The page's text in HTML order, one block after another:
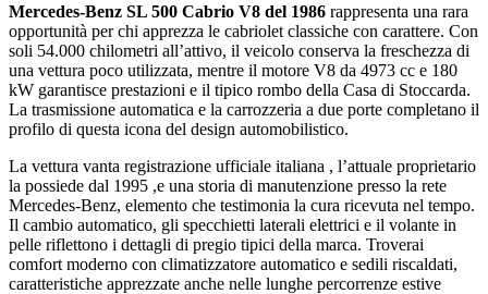
Mercedes-Benz SL 500 Cabrio V8 del 1986 rappresenta una rara
opportunità per chi apprezza le cabriolet classiche con carattere. Con
soli 54.000 chilometri all’attivo, il veicolo conserva la freschezza di
una vettura poco utilizzata, mentre il motore V8 da 4973 cc e 180
kW garantisce prestazioni e il tipico rombo della Casa di Stoccarda.
La trasmissione automatica e la carrozzeria a due porte completano il
profilo di questa icona del design automobilistico.
La vettura vanta registrazione ufficiale italiana , l’attuale proprietario
la possiede dal 1995 ,e una storia di manutenzione presso la rete
Mercedes-Benz, elemento che testimonia la cura ricevuta nel tempo.
Il cambio automatico, gli specchietti laterali elettrici e il volante in
pelle riflettono i dettagli di pregio tipici della marca. Troverai
comfort moderno con climatizzatore automatico e sedili riscaldati,
caratteristiche apprezzate anche nelle lunghe percorrenze estive